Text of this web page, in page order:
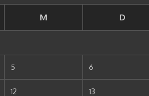
M D
5 6
12 13